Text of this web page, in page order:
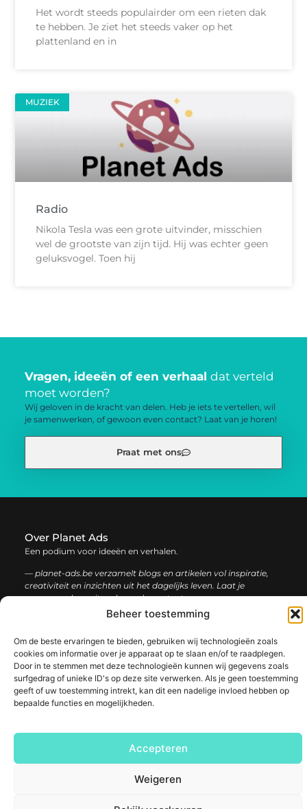
Beheer toestemming
Om de beste ervaringen te bieden, gebruiken wij technologieën zoals
cookies om informatie over je apparaat op te slaan en/of te raadplegen.
Door in te stemmen met deze technologieën kunnen wij gegevens zoals
surfgedrag of unieke ID's op deze site verwerken. Als je geen toestemming
geeft of uw toestemming intrekt, kan dit een nadelige invloed hebben op
bepaalde functies en mogelijkheden.
Accepteren
Weigeren
Het wordt steeds populairder om een rieten dak
te hebben. Je ziet het steeds vaker op het
plattenland en in
MUZIEK
Radio
Nikola Tesla was een grote uitvinder, misschien
wel de grootste van zijn tijd. Hij was echter geen
geluksvogel. Toen hij
Vragen, ideeën of een verhaal dat verteld
moet worden?
Wij geloven in de kracht van delen. Heb je iets te vertellen, wil
je samenwerken, of gewoon even contact? Laat van je horen!
Praat met ons
Over Planet Ads
Een podium voor ideeën en verhalen.
— planet-ads.be verzamelt blogs en artikelen vol inspiratie,
creativiteit en inzichten uit het dagelijks leven. Laat je
verrassen door uiteenlopende content.
informatie
Bericht categorie
@2025 www.planet-ads.be. All Right Reserved.​